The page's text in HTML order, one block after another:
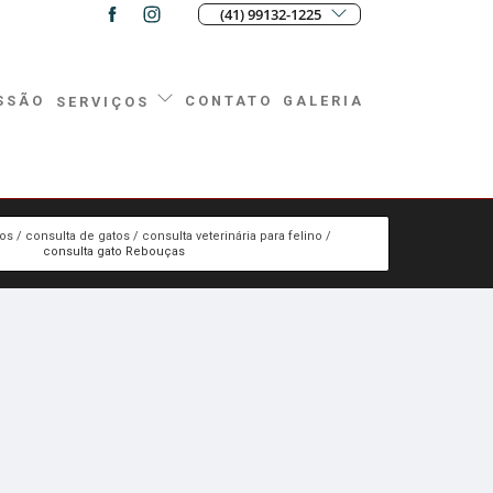
(41) 99132-1225
SERVIÇOS CONTATO GALERIA
consulta de gatos
consulta veterinária para felino
consulta gato Rebouças